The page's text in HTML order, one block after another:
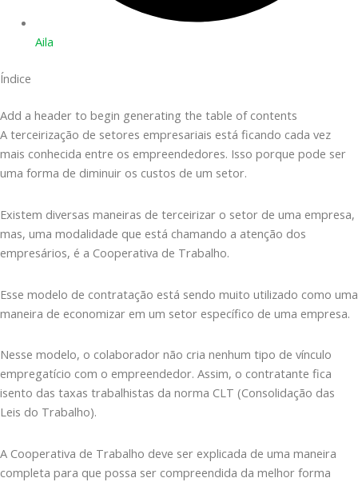
Aila
Índice
Add a header to begin generating the table of contents
A terceirização de setores empresariais está ficando cada vez
mais conhecida entre os empreendedores. Isso porque pode ser
uma forma de diminuir os custos de um setor.
Existem diversas maneiras de terceirizar o setor de uma empresa,
mas, uma modalidade que está chamando a atenção dos
empresários, é a Cooperativa de Trabalho.
Esse modelo de contratação está sendo muito utilizado como uma
maneira de economizar em um setor específico de uma empresa.
Nesse modelo, o colaborador não cria nenhum tipo de vínculo
empregatício com o empreendedor. Assim, o contratante fica
isento das taxas trabalhistas da norma CLT (Consolidação das
Leis do Trabalho).
A Cooperativa de Trabalho deve ser explicada de uma maneira
completa para que possa ser compreendida da melhor forma